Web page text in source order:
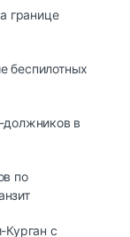
границе
беспилотных
должников в
по
Курган с